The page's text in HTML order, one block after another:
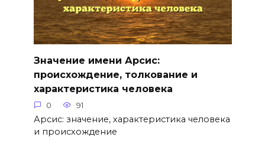
Значение имени Арсис:
происхождение, толкование и
характеристика человека
0 91
Арсис: значение, характеристика человека
и происхождение